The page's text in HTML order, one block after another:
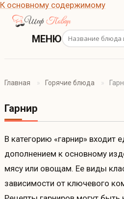
К основному содержимому
МЕНЮ Поиск рецептов
Главная Горячие блюда
Гарнир
В категорию «гарнир» входит
дополнением к основному
мясу или овощам. Ее виды
зависимости от ключевого